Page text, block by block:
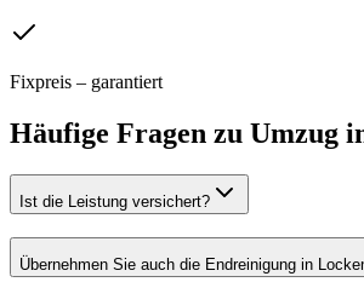
Fixpreis – garantiert
Häufige Fragen zu Umzug
Ist die Leistung versichert?
Übernehmen Sie auch die Endreinigung in